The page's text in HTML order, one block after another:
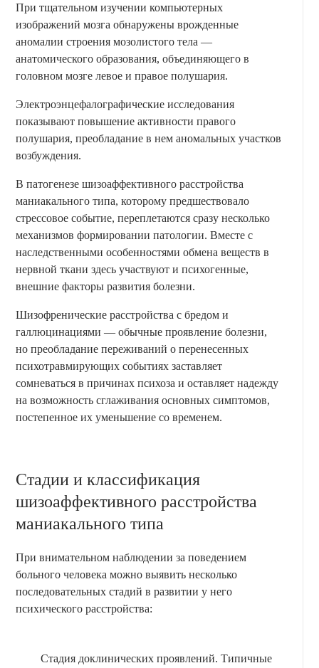
При тщательном изучении компьютерных
изображений мозга обнаружены врожденные
аномалии строения мозолистого тела —
анатомического образования, объединяющего в
головном мозге левое и правое полушария.
Электроэнцефалографические исследования
показывают повышение активности правого
полушария, преобладание в нем аномальных участков
возбуждения.
В патогенезе шизоаффективного расстройства
маниакального типа, которому предшествовало
стрессовое событие, переплетаются сразу несколько
механизмов формировании патологии. Вместе с
наследственными особенностями обмена веществ в
нервной ткани здесь участвуют и психогенные,
внешние факторы развития болезни.
Шизофренические расстройства с бредом и
галлюцинациями — обычные проявление болезни,
но преобладание переживаний о перенесенных
психотравмирующих событиях заставляет
сомневаться в причинах психоза и оставляет надежду
на возможность сглаживания основных симптомов,
постепенное их уменьшение со временем.
Стадии и классификация
шизоаффективного расстройства
маниакального типа
При внимательном наблюдении за поведением
больного человека можно выявить несколько
последовательных стадий в развитии у него
психического расстройства:
Стадия доклинических проявлений. Типичные